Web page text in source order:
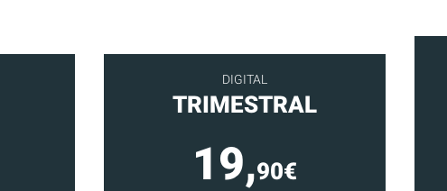
DIGITAL
TRIMESTRAL
19,90€